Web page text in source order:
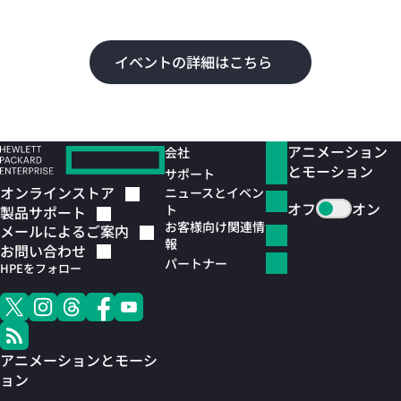
イベントの詳細はこちら
オンラインストア
製品サポート
メールによるご案内
お問い合わせ
HPEをフォロー
アニメーションとモーシ
ョン
会社
サポート
ニュースとイベン
ト
お客様向け関連情
報
パートナー
アニメーション
とモーション
オフ
オン